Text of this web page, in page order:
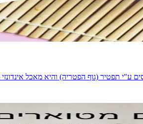
ע"י תפטיר (גוף הפטריה) והיא מאכל